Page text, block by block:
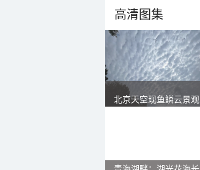
高清图集
北京天空现鱼鳞云景观